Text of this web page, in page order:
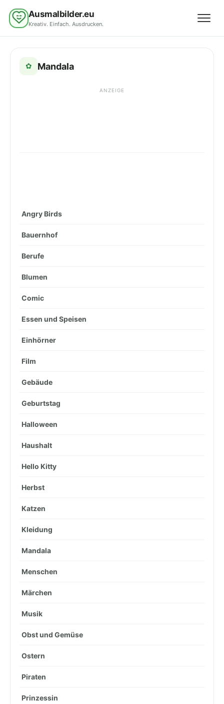
Ausmalbilder.eu
Kreativ. Einfach. Ausdrucken.
✿ Mandala
ANZEIGE
Angry Birds
Bauernhof
Berufe
Blumen
Comic
Essen und Speisen
Einhörner
Film
Gebäude
Geburtstag
Halloween
Haushalt
Hello Kitty
Herbst
Katzen
Kleidung
Mandala
Menschen
Märchen
Musik
Obst und Gemüse
Ostern
Piraten
Prinzessin